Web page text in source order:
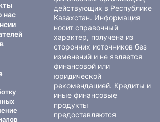
нас
действующих в Республике
Казахстан. Информация
носит справочный
характер, получена из
сторонних источников без
изменений и не является
финансовой или
юридической
рекомендацией. Кредиты и
иные финансовые
продукты
предоставляются